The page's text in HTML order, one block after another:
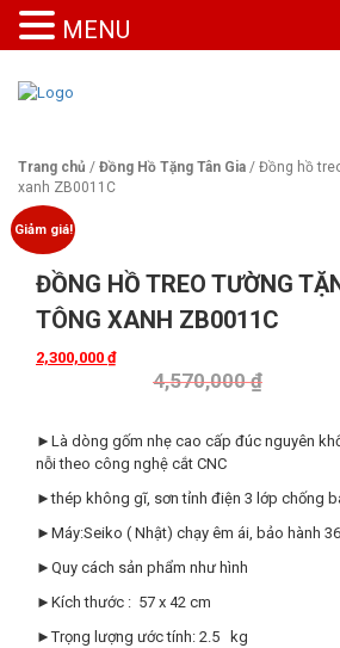
Trang chủ / Đồng Hồ Tặng Tân Gia / Đồng hồ
xanh ZB0011C
Giảm giá!
ĐỒNG HỒ TREO TƯỜNG
TÔNG XANH ZB0011C
4,570,000₫
2,300,000 ₫
►Là dòng gốm nhẹ cao cấp đúc nguyên
nỗi theo công nghệ cắt CNC
►thép không gĩ, sơn tỉnh điện 3 lớp chống
►Máy:Seiko ( Nhật) chạy êm ái, bảo hành
►Quy cách sản phẩm như hình
►Kích thước : 57 x 42 cm
►Trọng lượng ước tính: 2.5 kg
MENU